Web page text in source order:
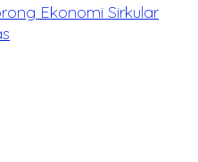
Ekonomi Sirkular